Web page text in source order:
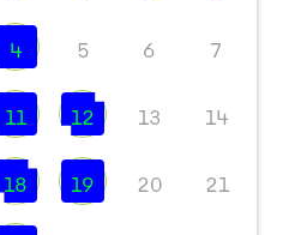
4 5 6 7
11 12 13 14
18 19 20 21